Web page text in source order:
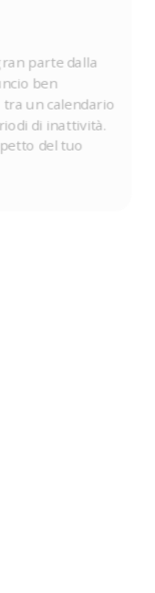
parte dalla
ben
un calendario
di inattività.
del tuo